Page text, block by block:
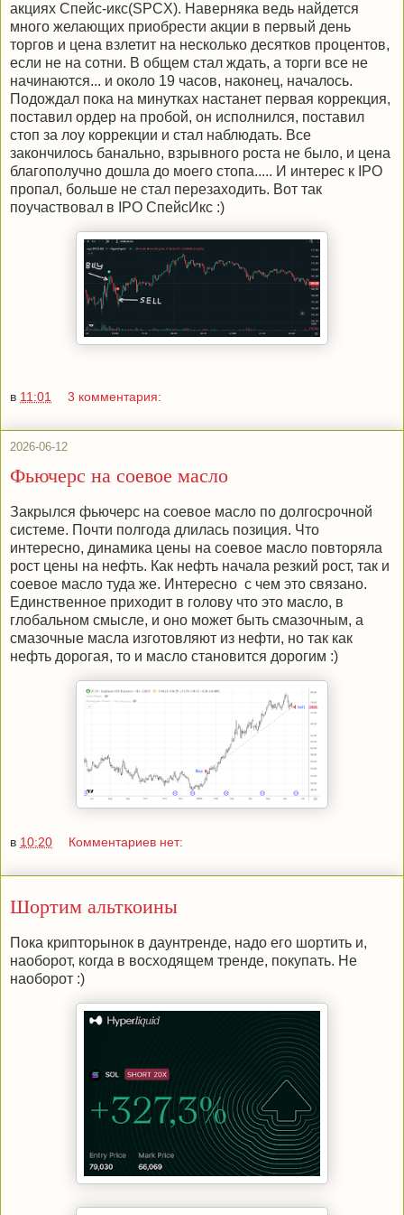
акциях Спейс-икс(SPCX). Наверняка ведь найдется
много желающих приобрести акции в первый день
торгов и цена взлетит на несколько десятков процентов,
если не на сотни. В общем стал ждать, а торги все не
начинаются... и около 19 часов, наконец, началось.
Подождал пока на минутках настанет первая коррекция,
поставил ордер на пробой, он исполнился, поставил
стоп за лоу коррекции и стал наблюдать. Все
закончилось банально, взрывного роста не было, и цена
благополучно дошла до моего стопа..... И интерес к IPO
пропал, больше не стал перезаходить. Вот так
поучаствовал в IPO СпейсИкс :)
в 11:01 3 комментария:
2026-06-12
Фьючерс на соевое масло
Закрылся фьючерс на соевое масло по долгосрочной
системе. Почти полгода длилась позиция. Что
интересно, динамика цены на соевое масло повторяла
рост цены на нефть. Как нефть начала резкий рост, так и
соевое масло туда же. Интересно с чем это связано.
Единственное приходит в голову что это масло, в
глобальном смысле, и оно может быть смазочным, а
смазочные масла изготовляют из нефти, но так как
нефть дорогая, то и масло становится дорогим :)
в 10:20 Комментариев нет:
Шортим альткоины
Пока крипторынок в даунтренде, надо его шортить и,
наоборот, когда в восходящем тренде, покупать. Не
наоборот :)